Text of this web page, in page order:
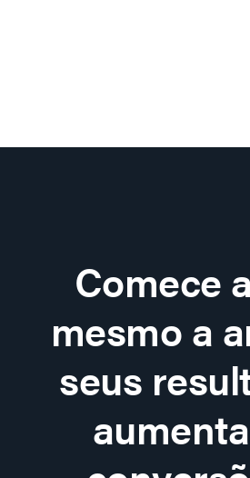
Comece
mesmo a
seus